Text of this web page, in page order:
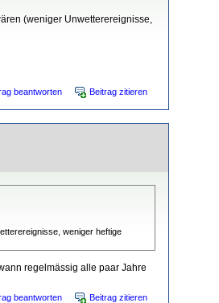
(weniger Unwetterereignisse,
beantworten Beitrag zitieren
weniger heftige
regelmässig alle paar Jahre
beantworten Beitrag zitieren